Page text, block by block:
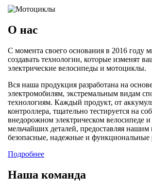
О нас
С момента своего основания в 2016 году
создавать технологии, которые изменят
электрические велосипеды и мотоциклы.
Вся наша продукция разработана на
электромобилям, экстремальным видам
технологиям. Каждый продукт, от
контроллера, тщательно тестируется на
внедорожном электрическом велосипеде и
мельчайших деталей, предоставляя нашим
безопасные, надежные и функциональные
Подробнее
Наша команда